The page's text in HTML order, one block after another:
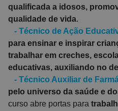
qualificada a idosos,
qualidade de vida.
- Técnico de Ação
para ensinar e inspirar
trabalhar em creches,
educativas, auxiliando no
- Técnico Auxiliar de
pelo universo da saúde e
curso abre portas para